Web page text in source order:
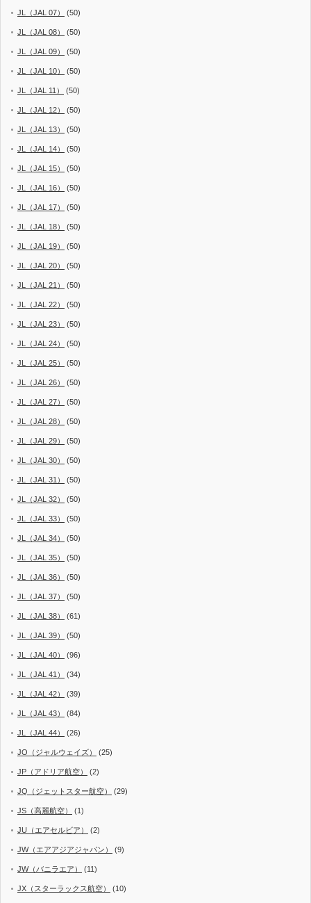
JL（JAL 07） (50)
JL（JAL 08） (50)
JL（JAL 09） (50)
JL（JAL 10） (50)
JL（JAL 11） (50)
JL（JAL 12） (50)
JL（JAL 13） (50)
JL（JAL 14） (50)
JL（JAL 15） (50)
JL（JAL 16） (50)
JL（JAL 17） (50)
JL（JAL 18） (50)
JL（JAL 19） (50)
JL（JAL 20） (50)
JL（JAL 21） (50)
JL（JAL 22） (50)
JL（JAL 23） (50)
JL（JAL 24） (50)
JL（JAL 25） (50)
JL（JAL 26） (50)
JL（JAL 27） (50)
JL（JAL 28） (50)
JL（JAL 29） (50)
JL（JAL 30） (50)
JL（JAL 31） (50)
JL（JAL 32） (50)
JL（JAL 33） (50)
JL（JAL 34） (50)
JL（JAL 35） (50)
JL（JAL 36） (50)
JL（JAL 37） (50)
JL（JAL 38） (61)
JL（JAL 39） (50)
JL（JAL 40） (96)
JL（JAL 41） (34)
JL（JAL 42） (39)
JL（JAL 43） (84)
JL（JAL 44） (26)
JO（ジャルウェイズ） (25)
JP（アドリア航空） (2)
JQ（ジェットスター航空） (29)
JS（高麗航空） (1)
JU（エアセルビア） (2)
JW（エアアジアジャパン） (9)
JW（バニラエア） (11)
JX（スターラックス航空） (10)